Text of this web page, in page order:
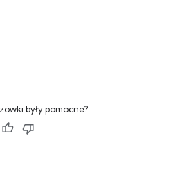
były pomocne?